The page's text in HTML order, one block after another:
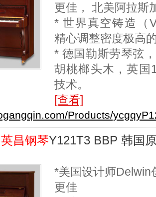
更佳， 北美阿拉斯
* 世界真空铸造（
精心调整密度极高
* 德国勒斯劳琴弦
胡桃榔头木，英国
技术。
[查看]
Products/
英昌钢琴Y121T3 BBP 韩国
*美国设计师Delwin
更佳